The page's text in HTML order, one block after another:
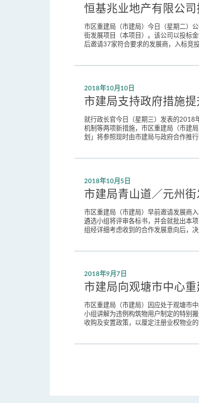
恒基兆业地产有限公
市区重建局（市建局）今日（星期二）
街发展项目（本项目）。该公司以投标
后邀请37家符合要求的发展商，入标竞
2018年10月10日
市建局支持政府措施
就行政长官今日（星期三）发表的2018
机制等两项新措施，市区重建局（市建
划」将参照现时由市建局与政府合作推
2018年10月5日
市建局青山道／元州
市区重建局（市建局）早前邀请发展商
遴选小组将评审各标书，并会就批出本
组经详细考虑收到的合作发展意向后，
2018年9月7日
市建局向观塘市中心
市区重建局（市建局）因应处于观塘市
小组讲解为违例构筑物用户制定的特别
收购及安置政策，以厘定注册业权物业